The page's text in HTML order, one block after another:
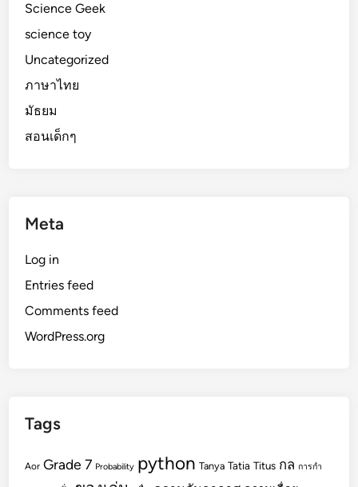
Science Geek
science toy
Uncategorized
ภาษาไทย
มัธยม
สอนเด็กๆ
Meta
Log in
Entries feed
Comments feed
WordPress.org
Tags
Aor Grade 7 Probability python Tanya Tatia Titus กล การกำ